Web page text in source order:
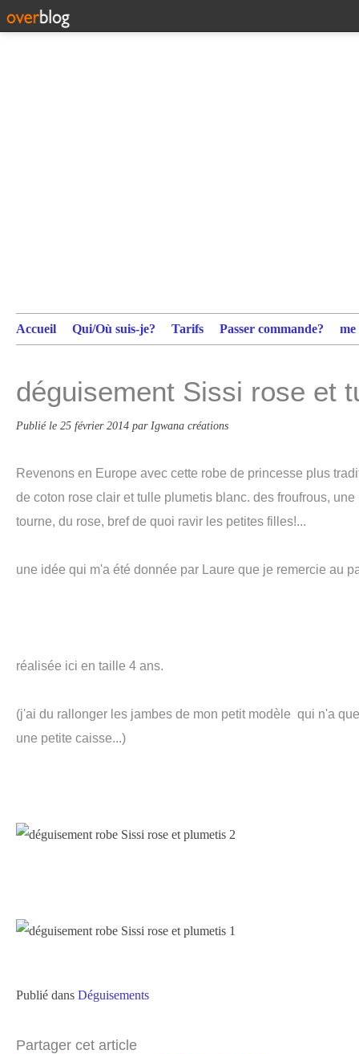
Accueil Qui/Où suis-je? Tarifs Passer commande?
déguisement Sissi rose et
Publié le 25 février 2014 par Igwana créations
Revenons en Europe avec cette robe de princesse plus
de coton rose clair et tulle plumetis blanc. des froufrous,
tourne, du rose, bref de quoi ravir les petites filles!...
une idée qui m'a été donnée par Laure que je remercie au
réalisée ici en taille 4 ans.
(j'ai du rallonger les jambes de mon petit modèle qui n'a
une petite caisse...)
Publié dans Déguisements
Partager cet article